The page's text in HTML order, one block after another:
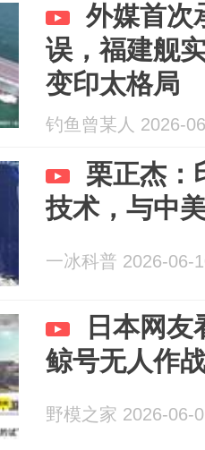
外媒首次
误，福建舰
变印太格局
钓鱼曾某人 2026-
栗正杰：
技术，与中
一冰科普 2026-06-
日本网
鲸号无人作
野模之家 2026-06-